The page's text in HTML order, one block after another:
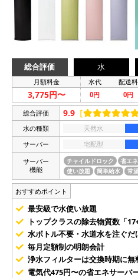
総合評価 水
月額料金 水代 配送料
3,775円〜 0円 0円
総合評価 9.9 ［
水の種類 天然水
サーバー
宅配型
サーバー
機能
チャイルドロック 省エネ
使い放題
簡単給水 常
おすすめポイント
最安級で水使い放題
トップクラスの除去物質数「
水ボトル不要・水道水を注ぐだ
毎月定額制の明朗会計
浄水フィルターは交換時期に無
電気代475円〜の省エネサーバ